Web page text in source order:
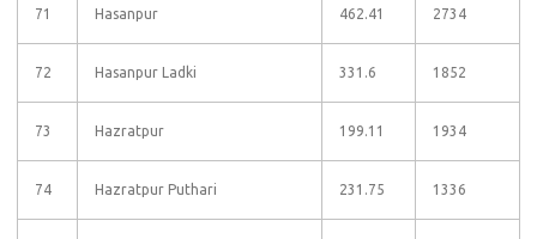
71 Hasanpur 462.41 2734
72 Hasanpur Ladki 331.6 1852
73 Hazratpur 199.11 1934
74 Hazratpur Puthari 231.75 1336